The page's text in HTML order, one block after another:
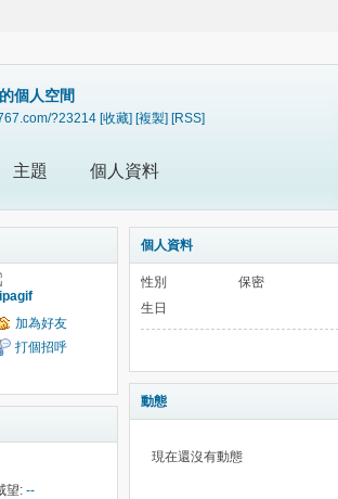
個人空間
?23214 [收藏] [複製] [RSS]
主題 個人資料
加為好友
打個招呼
望: --
個人資料
性別
保密
生日
動態
現在還沒有動態